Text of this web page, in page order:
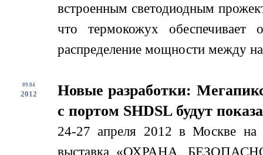
встроенным светодиодным
что термокожух обеспечивает
распределение мощности между
09.04
2012
Новые разработки:
с портом SHDSL будут
24-27 апреля 2012 в Москве на
выставка «ОХРАНА,